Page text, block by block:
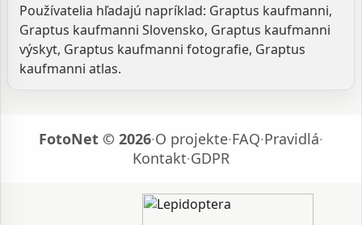
Používatelia hľadajú napríklad: Graptus kaufmanni,
Graptus kaufmanni Slovensko, Graptus kaufmanni
výskyt, Graptus kaufmanni fotografie, Graptus
kaufmanni atlas.
FotoNet © 2026·O projekte·FAQ·Pravidlá·
Kontakt·GDPR